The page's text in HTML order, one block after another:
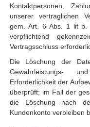
Kontaktpersonen,
unserer vertraglichen
gem. Art. 6 Abs. 1 lit b.
verpflichtend
Vertragsschluss
Die Löschung der
Gewährleistungs-
Erforderlichkeit der
überprüft; im Fall der
die Löschung nach
Kundenkonto verbleiben